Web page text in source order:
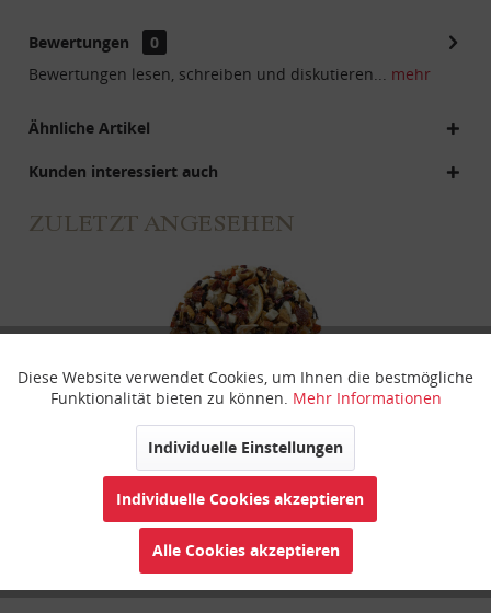
Bewertungen
0
Bewertungen lesen, schreiben und diskutieren... mehr
Ähnliche Artikel
Kunden interessiert auch
ZULETZT ANGESEHEN
Apfel-Amaretto
Funktionale Aktiv
Inaktiv
Inaktiv
Personalisierung Inaktiv
Diese Website verwendet Cookies, um Ihnen die bestmögliche
Funktionalität bieten zu können. Mehr Informationen
Individuelle Einstellungen
Individuelle Cookies akzeptieren
Alle Cookies akzeptieren